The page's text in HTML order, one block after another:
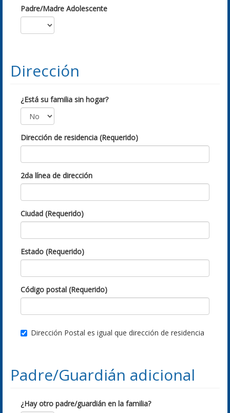
Padre/Madre Adolescente
Dirección
¿Está su familia sin hogar?
Dirección de residencia (Requerido)
2da línea de dirección
Ciudad (Requerido)
Estado (Requerido)
Código postal (Requerido)
Dirección Postal es igual que dirección de residencia
Padre/Guardián adicional
¿Hay otro padre/guardián en la familia?